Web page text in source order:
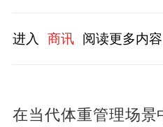
进入 商讯 阅读更多内容
在当代体重管理场景